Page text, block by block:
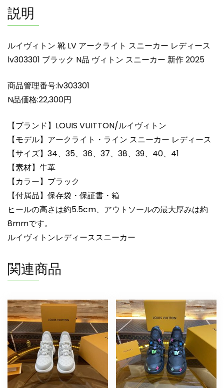
ニ
ー
ー
レ
ィ
ー
lv303301
ブ
ラ
ッ
ク
品
ヴ
ィ
ン
ニ
ー
ー
新
作
2025
個
説明
ルイヴィトン 靴 LV アークライト スニーカー レディース
lv303301 ブラック N品 ヴィトン スニーカー 新作 2025
商品管理番号:lv303301
N品価格:22,300円
【ブランド】LOUIS VUITTON/ルイヴィトン
【モデル】アークライト・ライン スニーカー レディース
【サイズ】34、35、36、37、38、39、40、41
【素材】牛革
【カラー】ブラック
【付属品】保存袋・保証書・箱
ヒールの高さは約5.5cm、アウトソールの最大厚みは約
8mmです。
ルイヴィトンレディーススニーカー
関連商品